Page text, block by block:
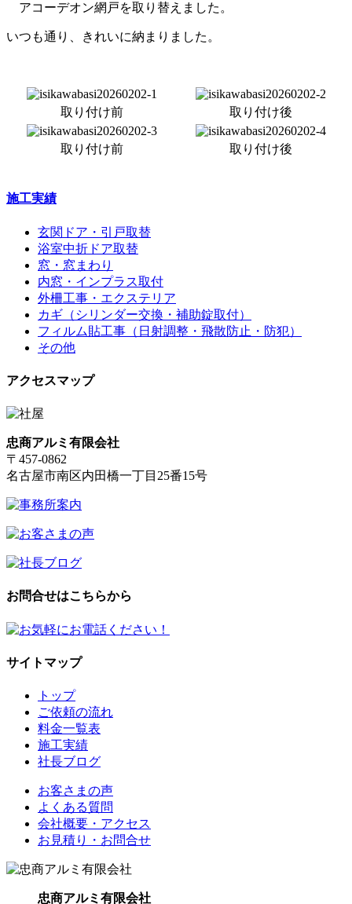
アコーデオン網戸を取り替えました。
いつも通り、きれいに納まりました。
取り付け前 取り付け後
取り付け前 取り付け後
施工実績
玄関ドア・引戸取替
浴室中折ドア取替
窓・窓まわり
内窓・インプラス取付
外柵工事・エクステリア
カギ（シリンダー交換・補助錠取付）
フィルム貼工事（日射調整・飛散防止・防犯）
その他
アクセスマップ
忠商アルミ有限会社
〒457-0862
名古屋市南区内田橋一丁目25番15号
お問合せはこちらから
サイトマップ
トップ
ご依頼の流れ
料金一覧表
施工実績
社長ブログ
お客さまの声
よくある質問
会社概要・アクセス
お見積り・お問合せ
忠商アルミ有限会社